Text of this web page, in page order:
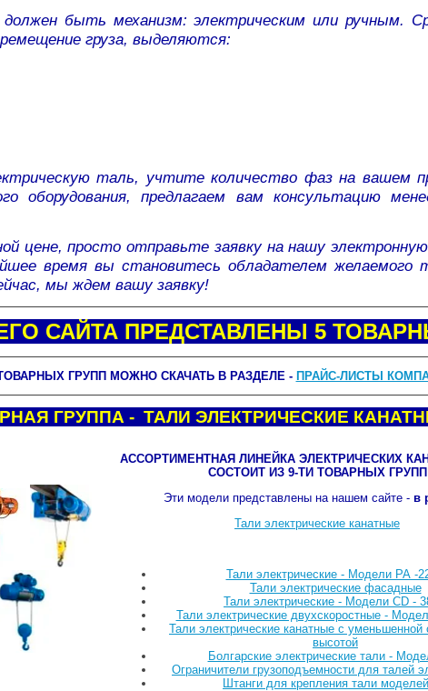
быть механизм: электрическим или ручным.
груза, выделяются:
таль, учтите количество фаз на вашем
оборудования, предлагаем вам консультацию
цене, просто отправьте заявку на нашу
время вы становитесь обладателем желаемого
мы ждем вашу заявку!
САЙТА ПРЕДСТАВЛЕНЫ 5
ГРУПП МОЖНО СКАЧАТЬ В РАЗДЕЛЕ - ПРАЙС-ЛИСТЫ
ГРУППА - ТАЛИ ЭЛЕКТРИЧЕСКИЕ
АССОРТИМЕНТНАЯ ЛИНЕЙКА ЭЛЕКТРИЧЕСКИХ
СОСТОИТ ИЗ 9-ТИ ТОВАРНЫХ ГРУПП
Эти модели представлены на нашем сайте - в
Тали электрические канатные
Тали электрические - Модели РА -
Тали электрические фасадные
Тали электрические - Модели CD -
Тали электрические двухскоростные -
Тали электрические канатные с уменьшенной
высотой
Болгарские электрические тали -
Ограничители грузоподъемности для талей
Штанги для крепления тали